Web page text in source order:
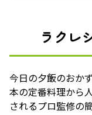
ラクレ
今日の夕飯のおか
本の定番料理から
されるプロ監修の